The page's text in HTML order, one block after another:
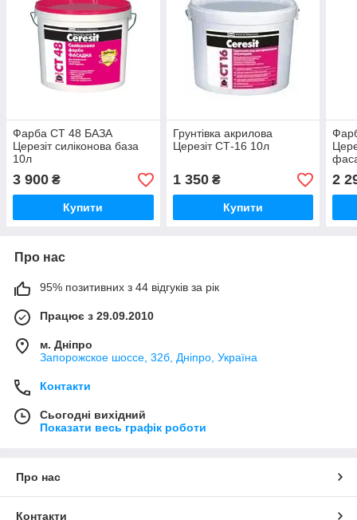
Фарба CT 48 БАЗА
Церезіт силіконова база
10л
3 900 ₴
Купити
Грунтівка акрилова
Церезіт СТ-16 10л
1 350₴
Купити
2
Про нас
95% позитивних з 44 відгуків за рік
Працює з 29.09.2010
м. Дніпро
Запорожское шоссе, 32б, Дніпро, Україна
Контакти
Сьогодні вихідний
Показати весь графік роботи
Про нас
Контакти